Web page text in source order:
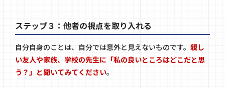
ステップ３：他者の視点を取り入れる
自分自身のことは、自分では意外と見えないものです。 親し
い友人や家族、学校の先生に「私の良いところはどこだと思
う？」と聞いてみてください。